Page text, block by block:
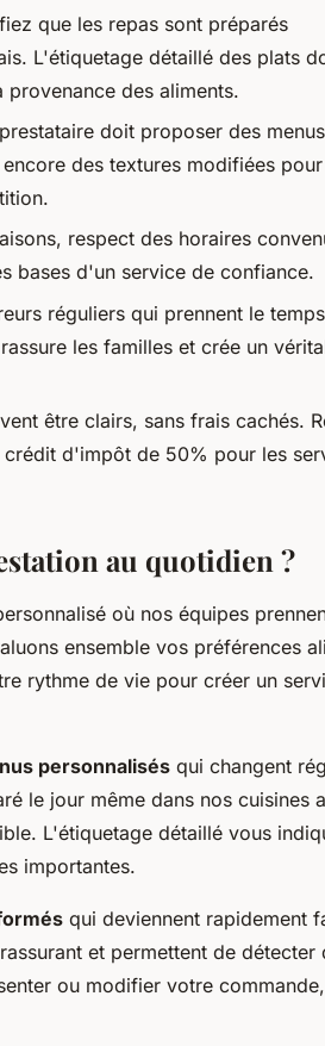
que les repas sont préparés
L'étiquetage détaillé des plats
des aliments.
doit proposer des
des textures modifiées
respect des horaires
bases d'un service de confiance.
réguliers qui prennent le temps
rassure les familles et crée un
être clairs, sans frais cachés.
d'impôt de 50% pour les
au quotidien ?
où nos équipes
ensemble vos préférences
rythme de vie pour créer un
personnalisés qui changent
le jour même dans nos cuisines
L'étiquetage détaillé vous
importantes.
qui deviennent rapidement
et permettent de détecter
ou modifier votre